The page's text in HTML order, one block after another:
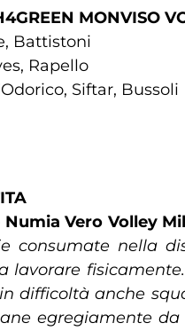
MONVISO
Battistoni
Rapello
Siftar, Bussoli
Vero Volley
consumate nella
lavorare
difficoltà anche
egregiamente